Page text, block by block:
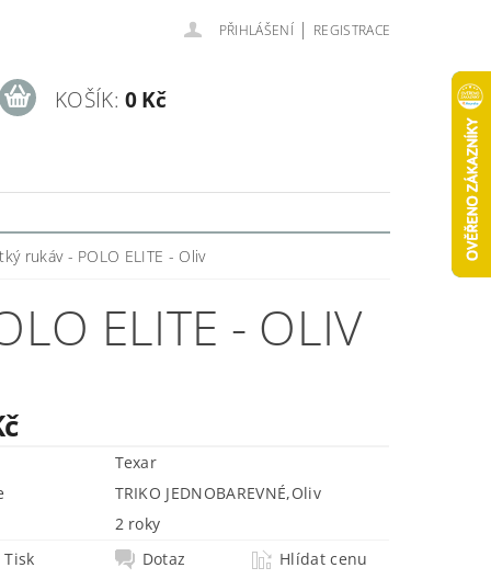
PŘIHLÁŠENÍ | REGISTRACE
KOŠÍK: 0 Kč
rukáv - POLO ELITE - Oliv
ELITE - OLIV
Texar
TRIKO JEDNOBAREVNÉ,Oliv
2 roky
Tisk
Dotaz
Hlídat cenu